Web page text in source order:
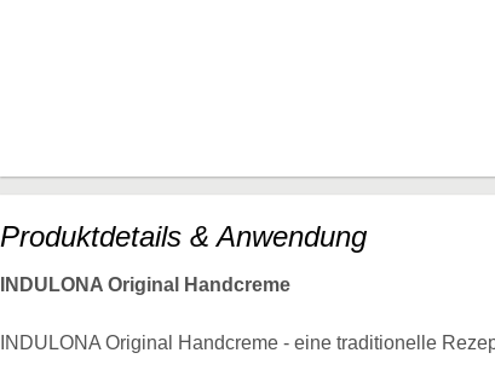
Produktdetails & Anwendung
INDULONA Original Handcreme
INDULONA Original Handcreme - eine traditionelle